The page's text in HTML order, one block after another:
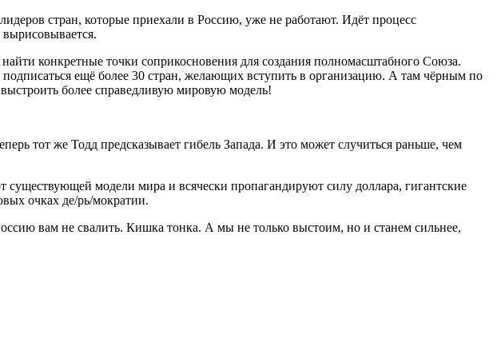
стран, которые приехали в Россию, уже не работают. Идёт процесс
конкретные точки соприкосновения для создания полномасштабного Союза.
ещё более 30 стран, желающих вступить в организацию. А там чёрным по
более справедливую мировую модель!
тот же Тодд предсказывает гибель Запада. И это может случиться раньше, чем
модели мира и всячески пропагандируют силу доллара, гигантские
очках де/рь/мократии.
вам не свалить. Кишка тонка. А мы не только выстоим, но и станем сильнее,